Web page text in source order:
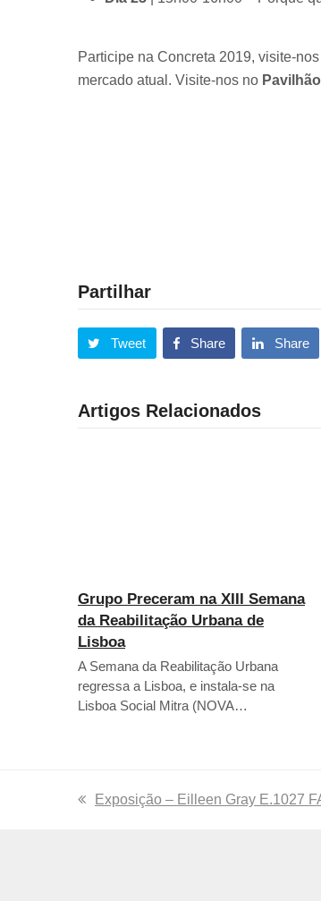
Participe na Concreta 2019, visite-
mercado atual. Visite-nos no
Partilhar
Tweet Share Share
Artigos Relacionados
Grupo Preceram na XIII Semana
da Reabilitação Urbana de
Lisboa
A Semana da Reabilitação Urbana
regressa a Lisboa, e instala-se na
Lisboa Social Mitra (NOVA…
previous
Exposição – Eilleen Gray E.1027